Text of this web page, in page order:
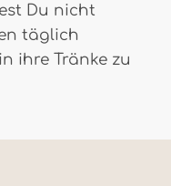
Du nicht
täglich
ihre Tränke zu